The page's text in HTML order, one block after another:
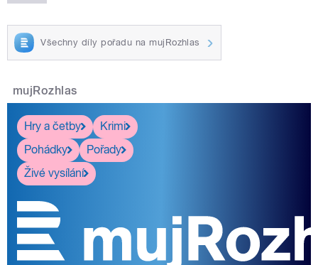
Všechny díly pořadu na mujRozhlas
mujRozhlas
Hry a četby
Krimi
Pohádky
Pořady
Živé vysílání